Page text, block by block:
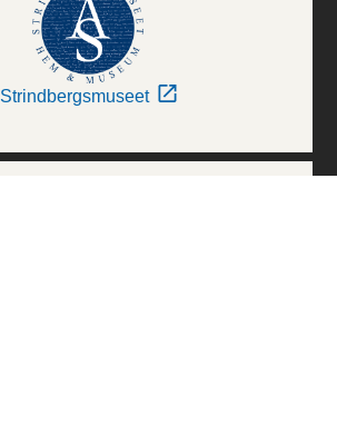
Strindbergsmuseet